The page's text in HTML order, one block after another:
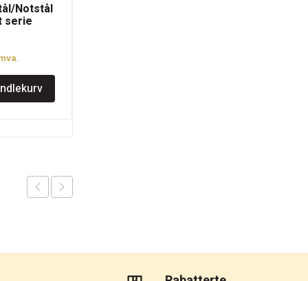
Notstål
serie